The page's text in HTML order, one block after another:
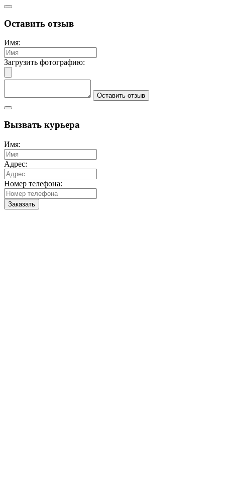
Оставить отзыв
Имя:
Загрузить фотографию:
Оставить отзыв
Вызвать курьера
Имя:
Адрес:
Номер телефона:
Заказать